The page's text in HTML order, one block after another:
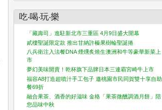
吃‧喝‧玩‧樂
「藏壽司」進駐新北市三重區 4月9日盛大開幕
貳樓聖誕限定款 推出甘納許榛果樹輪聖誕捲
八兵衛注入法餐DNA 煙燻炙燒生澳洲和牛等豪華新菜上
市
夢幻美味開賣！乾杯旗下品牌日本三連霸宮崎牛上市
福容A8打造超噴汁手工包子 邀桃園市民同賀雙十享自助
餐69折
融合果茶、酒香的好滋味 金格「果茶微醺調酒月餅」陪
您品味中秋